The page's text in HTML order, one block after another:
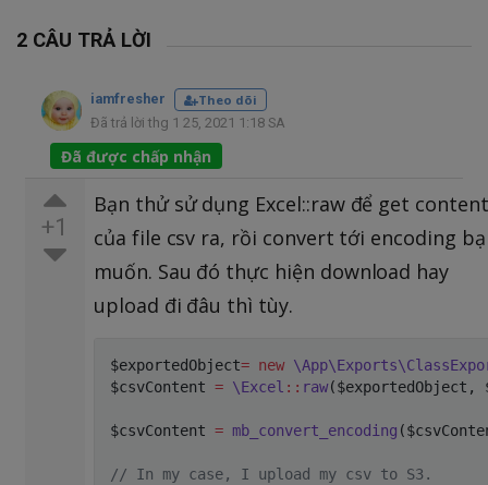
2 CÂU TRẢ LỜI
iamfresher
Theo dõi
Đã trả lời thg 1 25, 2021 1:18 SA
Đã được chấp nhận
+1
Bạn thử sử dụng Excel::raw để get content
của file csv ra, rồi convert tới encoding
muốn. Sau đó thực hiện download hay
upload đi đâu thì tùy.
$exportedObject= new \App\Exports\
$csvContent = \Excel :: raw($exportedObject ,
$csvContent = mb_convert_encoding (
// In my case, I upload my csv to S3.